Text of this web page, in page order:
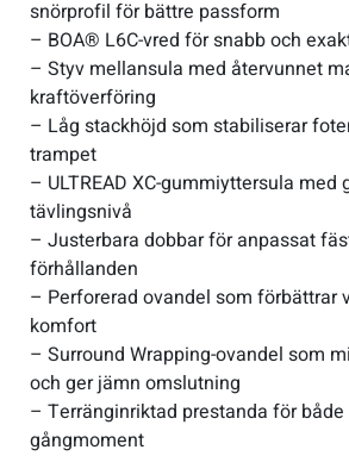
snörprofil för bättre passform
– BOA® L6C-vred för snabb och
– Styv mellansula med återvunnet
kraftöverföring
– Låg stackhöjd som stabiliserar
trampet
– ULTREAD XC-gummiyttersula med
tävlingsnivå
– Justerbara dobbar för anpassat
förhållanden
– Perforerad ovandel som förbättrar
komfort
– Surround Wrapping-ovandel som
och ger jämn omslutning
– Terränginriktad prestanda för
gångmoment